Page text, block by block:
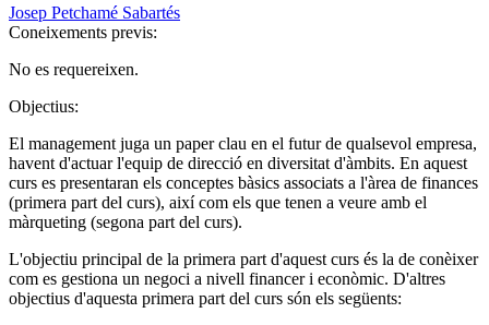
Josep Petchamé Sabartés
Coneixements previs:
No es requereixen.
Objectius:
El management juga un paper clau en el futur de qualsevol empresa,
havent d'actuar l'equip de direcció en diversitat d'àmbits. En aquest
curs es presentaran els conceptes bàsics associats a l'àrea de finances
(primera part del curs), així com els que tenen a veure amb el
màrqueting (segona part del curs).
L'objectiu principal de la primera part d'aquest curs és la de conèixer
com es gestiona un negoci a nivell financer i econòmic. D'altres
objectius d'aquesta primera part del curs són els següents: